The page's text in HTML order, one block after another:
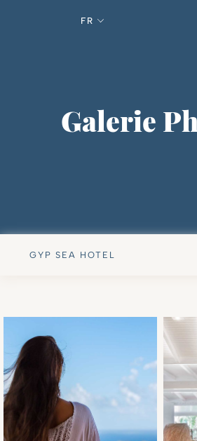
FR
Galerie
GYP SEA HOTEL